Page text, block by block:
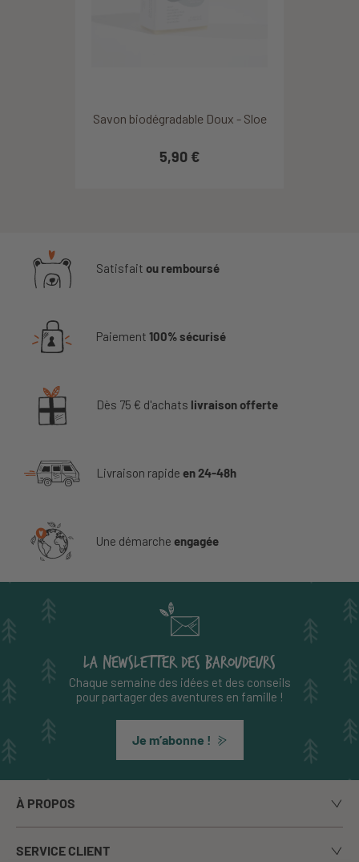
Savon biodégradable Doux - Sloe
5,90 €
Satisfait ou remboursé
Paiement 100% sécurisé
Dès 75 € d'achats livraison offerte
Livraison rapide en 24-48h
Une démarche engagée
LA NEWSLETTER DES BAROUDEURS
Chaque semaine des idées et des conseils
pour partager des aventures en famille !
Je m’abonne !
À PROPOS
Notre histoire
Le blog
SERVICE CLIENT